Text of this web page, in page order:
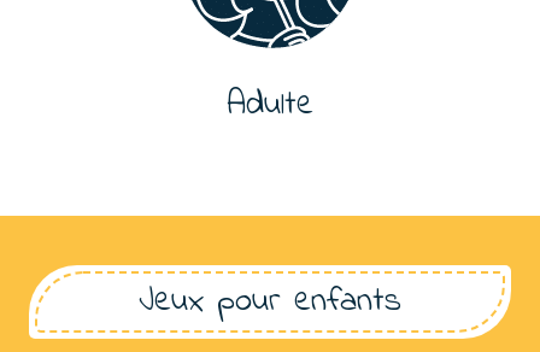
Adulte
Jeux pour enfants